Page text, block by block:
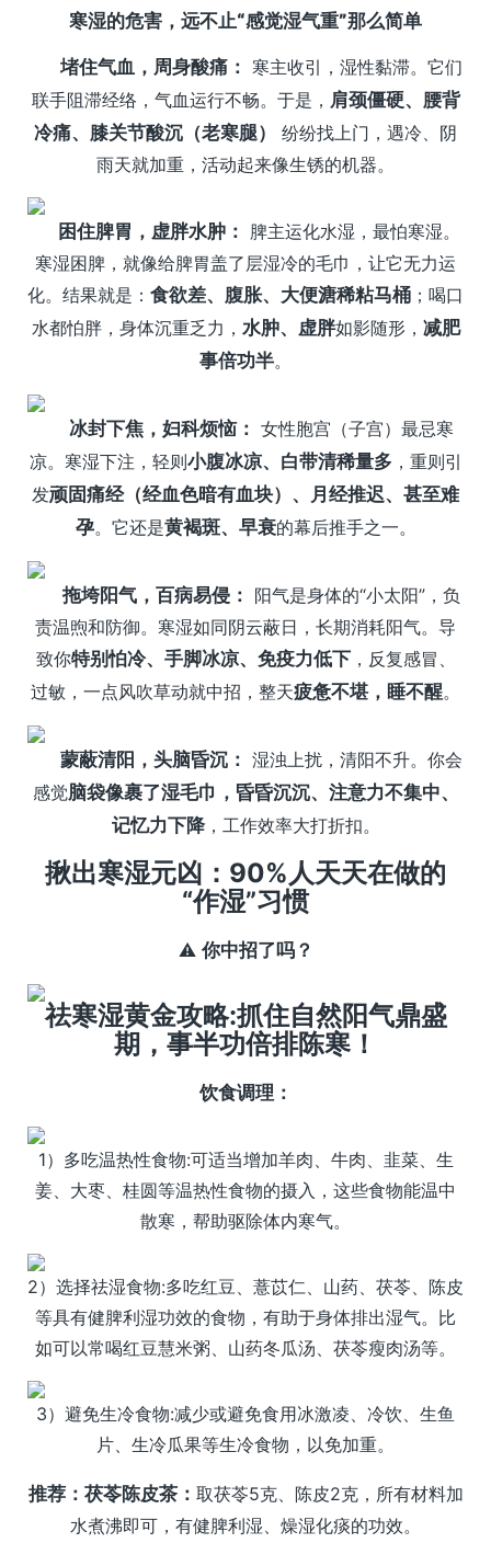
寒湿的危害，远不止“感觉湿气重”那么简单
堵住气血，周身酸痛： 寒主收引，湿性黏滞。它们
联手阻滞经络，气血运行不畅。于是， 肩颈僵硬、腰背
冷痛、膝关节酸沉（老寒腿）
纷纷找上门，遇冷、阴
雨天就加重，活动起来像生锈的机器。
困住脾胃，虚胖水肿： 脾主运化水湿，最怕寒湿。
寒湿困脾，就像给脾胃盖了层湿冷的毛巾，让它无力运
化。结果就是： 食欲差、腹胀、大便溏稀粘马桶 ；喝口
水都怕胖，身体沉重乏力， 水肿、虚胖如影随形， 减肥
事倍功半。
冰封下焦，妇科烦恼： 女性胞宫（子宫）最忌寒
凉。寒湿下注，轻则小腹冰凉、白带清稀量多 ，重则引
发顽固痛经（经血色暗有血块）、月经推迟、甚至难
孕。它还是黄褐斑、早衰的幕后推手之一。
拖垮阳气，百病易侵： 阳气是身体的“小太阳”，负
责温煦和防御。寒湿如同阴云蔽日，长期消耗阳气。导
致你特别怕冷、手脚冰凉、免疫力低下，反复感冒、
过敏，一点风吹草动就中招，整天疲惫不堪，睡不醒。
蒙蔽清阳，头脑昏沉： 湿浊上扰，清阳不升。你会
感觉脑袋像裹了湿毛巾，昏昏沉沉、注意力不集中、
记忆力下降，工作效率大打折扣。
揪出寒湿元凶：90%人天天在做的
“作湿”习惯
⚠️ 你中招了吗？
祛寒湿黄金攻略:抓住自然阳气鼎盛
期，事半功倍排陈寒！
饮食调理：
1）多吃温热性食物:可适当增加羊肉、牛肉、韭菜、生
姜、大枣、桂圆等温热性食物的摄入，这些食物能温中
散寒，帮助驱除体内寒气。
2）选择祛湿食物:多吃红豆、薏苡仁、山药、茯苓、陈皮
等具有健脾利湿功效的食物，有助于身体排出湿气。比
如可以常喝红豆慧米粥、山药冬瓜汤、茯苓瘦肉汤等。
3）避免生冷食物:减少或避免食用冰激凌、冷饮、生鱼
片、生冷瓜果等生冷食物，以免加重。
推荐：茯苓陈皮茶： 取茯苓5克、陈皮2克，所有材料加
水煮沸即可，有健脾利湿、燥湿化痰的功效。